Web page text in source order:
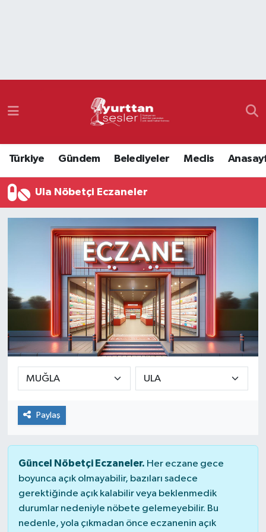
Türkiye Gündem Belediyeler Meclis
Ula Nöbetçi Eczaneler
Paylaş
Güncel Nöbetçi Eczaneler. Her eczane gece
boyunca açık olmayabilir, bazıları sadece
gerektiğinde açık kalabilir veya beklenmedik
durumlar nedeniyle nöbete gelemeyebilir. Bu
nedenle, yola çıkmadan önce eczanenin açık
Namaz Vakitleri
Süper Lig Puan Durumu ve Fikstür
Tüm Manşetler
Son Dakika Haberleri
Haber Arşivi